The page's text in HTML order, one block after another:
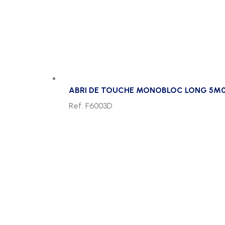
ABRI DE TOUCHE MONOBLOC LONG
Ref. F6003D